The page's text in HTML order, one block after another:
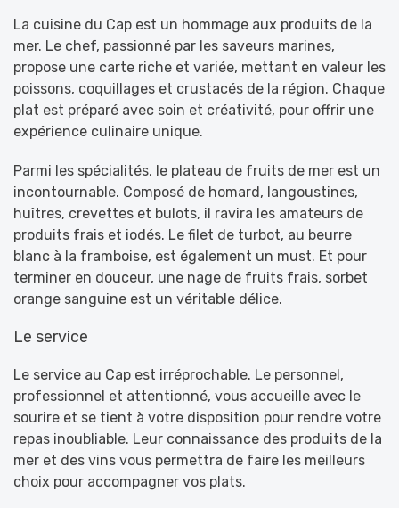
La cuisine du Cap est un hommage aux produits de la
mer. Le chef, passionné par les saveurs marines,
propose une carte riche et variée, mettant en valeur les
poissons, coquillages et crustacés de la région. Chaque
plat est préparé avec soin et créativité, pour offrir une
expérience culinaire unique.
Parmi les spécialités, le plateau de fruits de mer est un
incontournable. Composé de homard, langoustines,
huîtres, crevettes et bulots, il ravira les amateurs de
produits frais et iodés. Le filet de turbot, au beurre
blanc à la framboise, est également un must. Et pour
terminer en douceur, une nage de fruits frais, sorbet
orange sanguine est un véritable délice.
Le service
Le service au Cap est irréprochable. Le personnel,
professionnel et attentionné, vous accueille avec le
sourire et se tient à votre disposition pour rendre votre
repas inoubliable. Leur connaissance des produits de la
mer et des vins vous permettra de faire les meilleurs
choix pour accompagner vos plats.